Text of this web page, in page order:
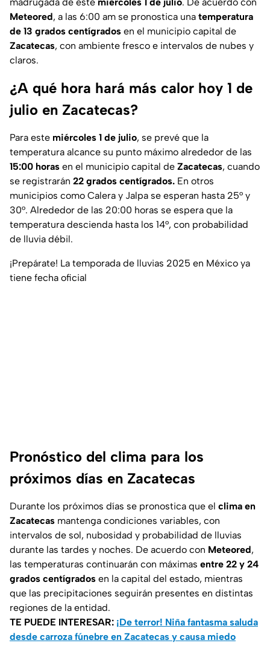
Meteored, a las 6:00 am se pronostica una temperatura
de 13 grados centígrados en el municipio capital de
Zacatecas, con ambiente fresco e intervalos de nubes y
claros.
¿A qué hora hará más calor hoy 1 de
julio en Zacatecas?
Para este miércoles 1 de julio, se prevé que la
temperatura alcance su punto máximo alrededor de las
15:00 horas en el municipio capital de Zacatecas, cuando
se registrarán 22 grados centígrados. En otros
municipios como Calera y Jalpa se esperan hasta 25° y
30°. Alrededor de las 20:00 horas se espera que la
temperatura descienda hasta los 14°, con probabilidad
de lluvia débil.
¡Prepárate! La temporada de lluvias 2025 en México ya
tiene fecha oficial
Pronóstico del clima para los
próximos días en Zacatecas
Durante los próximos días se pronostica que el clima en
Zacatecas mantenga condiciones variables, con
intervalos de sol, nubosidad y probabilidad de lluvias
durante las tardes y noches. De acuerdo con Meteored,
las temperaturas continuarán con máximas entre 22 y 24
grados centígrados en la capital del estado, mientras
que las precipitaciones seguirán presentes en distintas
regiones de la entidad.
TE PUEDE INTERESAR: ¡De terror! Niña fantasma saluda
desde carroza fúnebre en Zacatecas y causa miedo